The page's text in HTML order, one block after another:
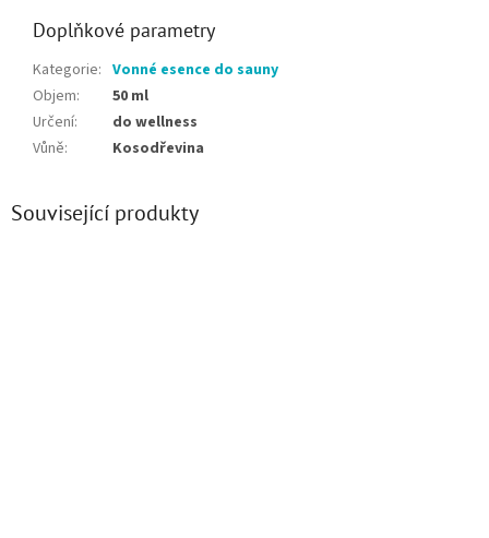
Doplňkové parametry
Kategorie: Vonné esence do sauny
Objem:
50 ml
Určení:
do wellness
Vůně: Kosodřevina
Související produkty